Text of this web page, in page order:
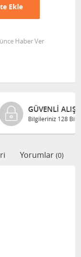
Ekle
Haber Ver
ile güvende
Yorumlar (0)